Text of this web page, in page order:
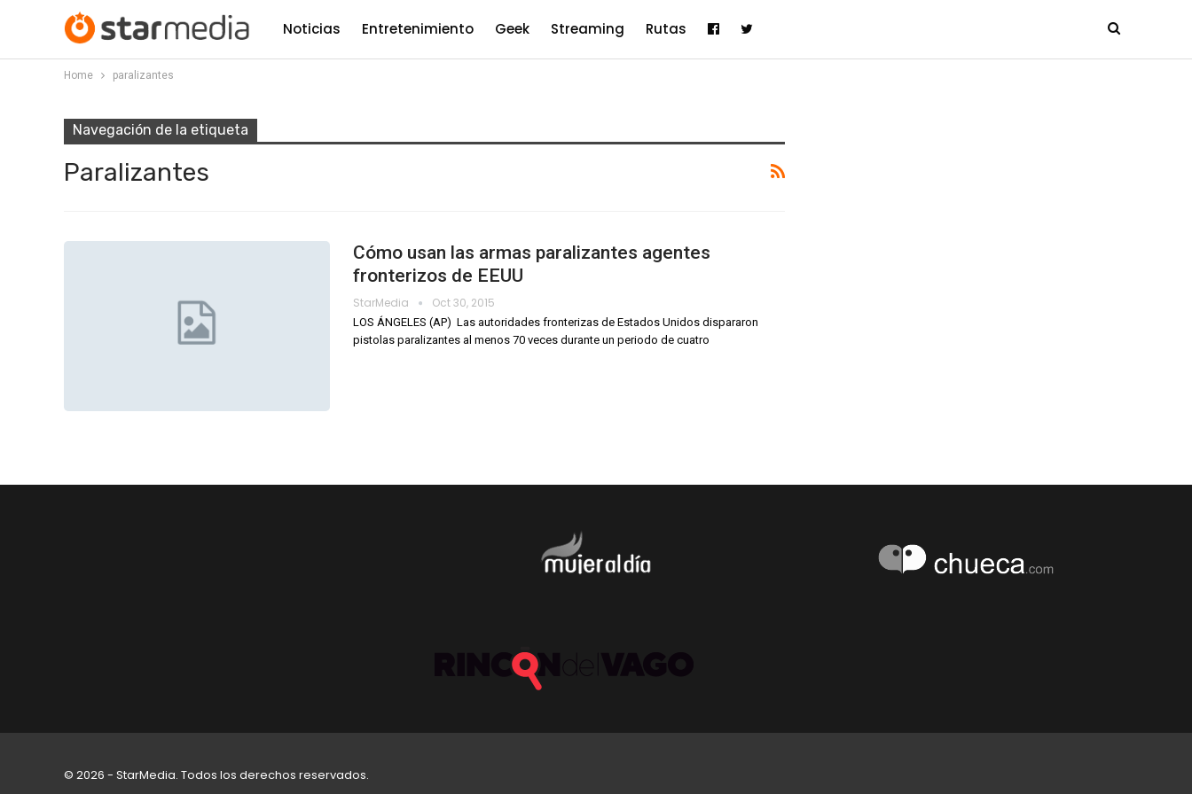
Noticias Entretenimiento Geek Streaming Rutas
Home paralizantes
Navegación de la etiqueta
Paralizantes
Cómo usan las armas paralizantes agentes
fronterizos de EEUU
StarMedia Oct 30, 2015
LOS ÁNGELES (AP)  Las autoridades fronterizas de Estados Unidos dispararon
pistolas paralizantes al menos 70 veces durante un periodo de cuatro
© 2026 - StarMedia. Todos los derechos reservados.